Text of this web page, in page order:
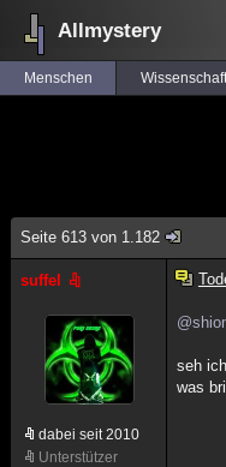
Allmystery
Menschen Wissenschaft
Seite 613 von 1.182
suffel
dabei seit 2010
Unterstützer
seh
was